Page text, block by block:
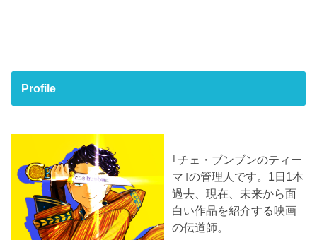
Profile
｢チェ・ブンブンのティー
マ｣の管理人です。1日1本
過去、現在、未来から面
白い作品を紹介する映画
の伝道師。